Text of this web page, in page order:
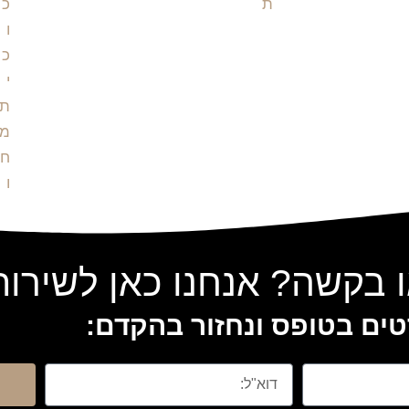
בקשה? אנחנו כאן
בטופס ונחזור בהקדם: